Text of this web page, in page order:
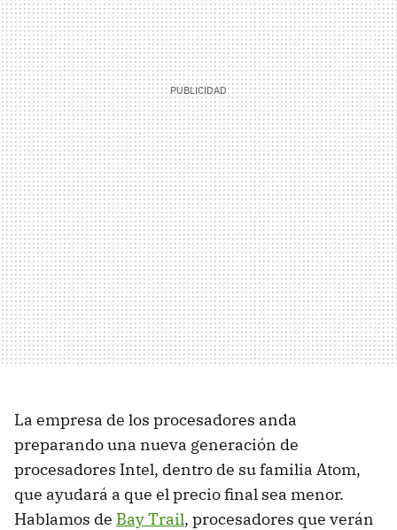
La empresa de los procesadores anda
preparando una nueva generación de
procesadores Intel, dentro de su familia Atom,
que ayudará a que el precio final sea menor.
Hablamos de Bay Trail, procesadores que verán